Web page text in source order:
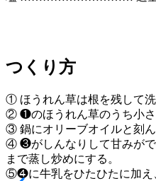
つくり方
① ほうれん草は根を残して
② ❶のほうれん草のうち小さ
③ 鍋にオリーブオイルと刻
④ ❸がしんなりして甘みがで
まで蒸し炒めにする。
⑤❹に牛乳をひたひたに加え